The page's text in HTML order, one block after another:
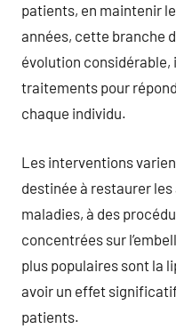
patients, en maintenir
années, cette branche
évolution
traitements pour
chaque individu.
Les interventions
destinée à restaurer
maladies, à des
concentrées sur
plus populaires sont la
avoir un effet significatif
patients.